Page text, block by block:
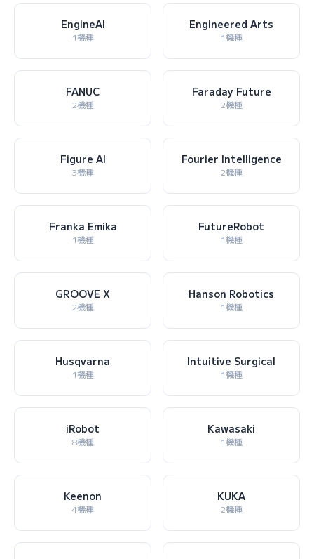
EngineAI
1機種
Engineered Arts
1機種
FANUC
2機種
Faraday Future
2機種
Figure AI
3機種
Fourier Intelligence
2機種
Franka Emika
1機種
FutureRobot
1機種
GROOVE X
2機種
Hanson Robotics
1機種
Husqvarna
1機種
Intuitive Surgical
1機種
iRobot
8機種
Kawasaki
1機種
Keenon
4機種
KUKA
2機種